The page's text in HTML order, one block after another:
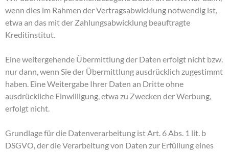
wenn dies im Rahmen der Vertragsabwicklung notwendig ist,
etwa an das mit der Zahlungsabwicklung beauftragte
Kreditinstitut.
Eine weitergehende Übermittlung der Daten erfolgt nicht bzw.
nur dann, wenn Sie der Übermittlung ausdrücklich zugestimmt
haben. Eine Weitergabe Ihrer Daten an Dritte ohne
ausdrückliche Einwilligung, etwa zu Zwecken der Werbung,
erfolgt nicht.
Grundlage für die Datenverarbeitung ist Art. 6 Abs. 1 lit. b
DSGVO, der die Verarbeitung von Daten zur Erfüllung eines